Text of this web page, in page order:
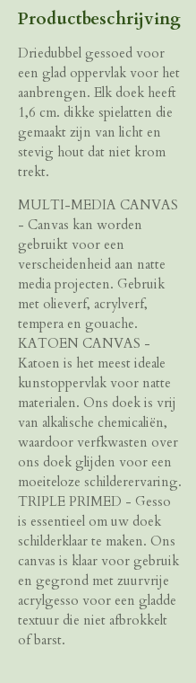
Productbeschrijving
Driedubbel gessoed voor
een glad oppervlak voor het
aanbrengen. Elk doek heeft
1,6 cm. dikke spielatten die
gemaakt zijn van licht en
stevig hout dat niet krom
trekt.
MULTI-MEDIA CANVAS
- Canvas kan worden
gebruikt voor een
verscheidenheid aan natte
media projecten. Gebruik
met olieverf, acrylverf,
tempera en gouache.
KATOEN CANVAS -
Katoen is het meest ideale
kunstoppervlak voor natte
materialen. Ons doek is vrij
van alkalische chemicaliën,
waardoor verfkwasten over
ons doek glijden voor een
moeiteloze schilderervaring.
TRIPLE PRIMED - Gesso
is essentieel om uw doek
schilderklaar te maken. Ons
canvas is klaar voor gebruik
en gegrond met zuurvrije
acrylgesso voor een gladde
textuur die niet afbrokkelt
of barst.